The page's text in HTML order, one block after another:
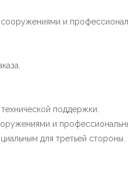
и
поддержки.
и
для третьей стороны.